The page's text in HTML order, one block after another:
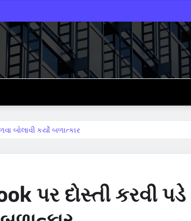
બોલાવી કર્યો બળાત્કાર
પર દોસ્તી કરવી પડે